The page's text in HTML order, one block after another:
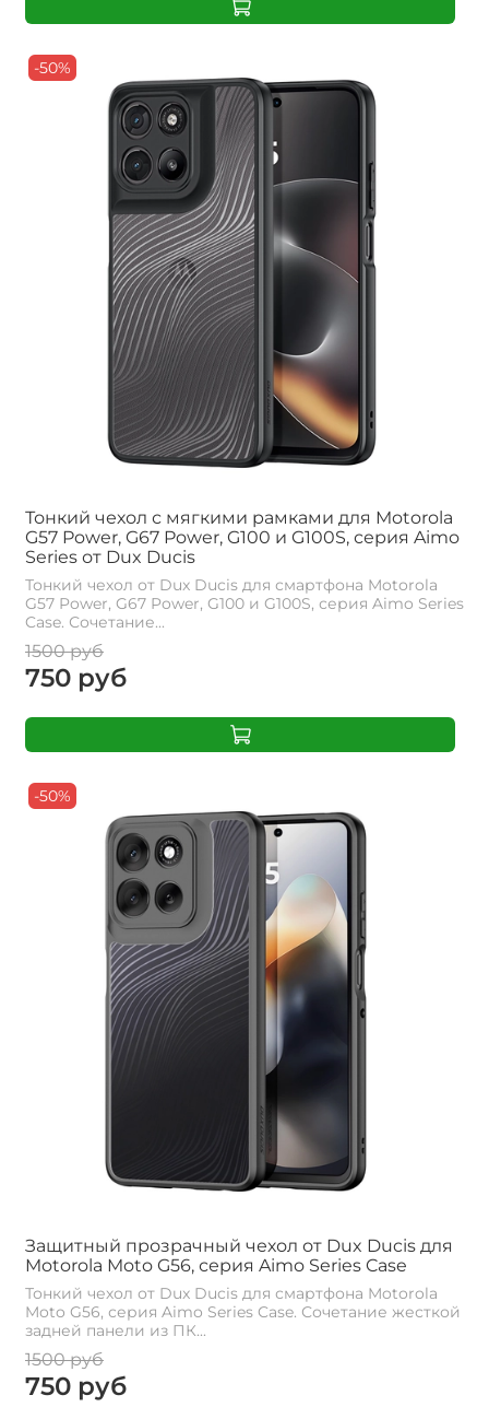
-50%
Тонкий чехол с мягкими рамками для Motorola
G57 Power, G67 Power, G100 и G100S, серия Aimo
Series от Dux Ducis
Тонкий чехол от Dux Ducis для смартфона Motorola
G57 Power, G67 Power, G100 и G100S, серия Aimo Series
Case. Сочетание...
1500 руб
750 руб
-50%
Защитный прозрачный чехол от Dux Ducis для
Motorola Moto G56, серия Aimo Series Case
Тонкий чехол от Dux Ducis для смартфона Motorola
Moto G56, серия Aimo Series Case. Сочетание жесткой
задней панели из ПК...
1500 руб
750 руб